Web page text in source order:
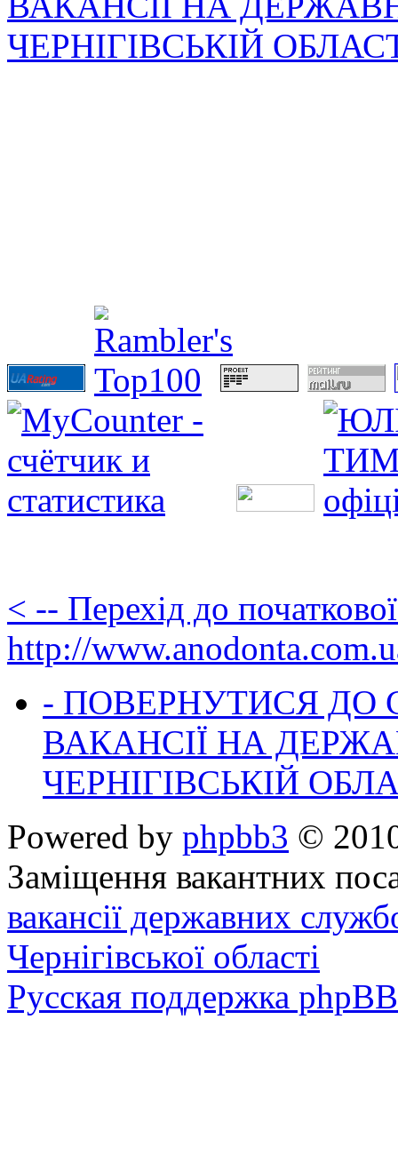
ЧЕРНІГІВСЬКІЙ
< -- Перехід до
http://
- ПОВЕРНУТИСЯ ДО
ВАКАНСІЇ НА
ЧЕРНІГІВСЬКІЙ
Powered by phpbb3 ©
Заміщення вакантних
вакансії державних
Чернігівської області
Русская поддержка phpBB